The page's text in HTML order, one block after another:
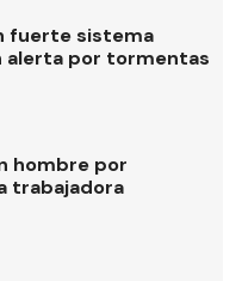
fuerte sistema
alerta por tormentas
hombre por
trabajadora